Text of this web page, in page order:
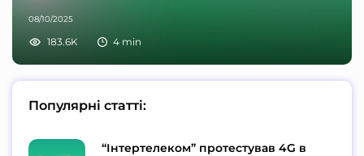
08/10/2025
183.6K 4 min
Популярні статті:
“Інтертелеком” протестував 4G в